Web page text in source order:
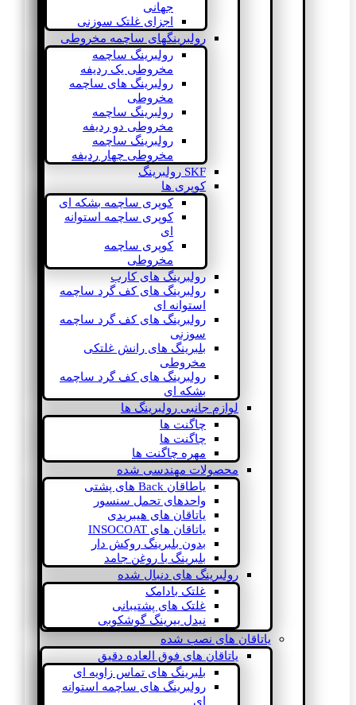
جهانی
اجزای غلتک سوزنی
رولبرینگهای ساچمه مخروطی
رولبرینگ ساچمه
مخروطی یک ردیفه
رولبرینگ های ساچمه
مخروطی
رولبرینگ ساچمه
مخروطی دو ردیفه
رولبرینگ ساچمه
مخروطی چهار ردیفه
SKF رولبرینگ
کوپری ها
کوپری ساچمه بشکه ای
کوپری ساچمه استوانه
ای
کوپری ساچمه
مخروطی
رولبرینگ های کارب
رولبرینگ های کف گرد ساچمه
استوانه ای
رولبرینگ های کف گرد ساچمه
سوزنی
بلبرینگ های رانش غلتکی
مخروطی
رولبرینگ های کف گرد ساچمه
بشکه ای
لوازم جانبی رولبرینگ ها
چاگنت ها
چاگنت ها
مهره چاگنت ها
محصولات مهندسی شده
یاطاقان Back های پشتی
واحدهای تحمل سنسور
یاتاقان های هیبریدی
یاتاقان های INSOCOAT
بدون بلبرینگ روکش دار
بلبرینگ با روغن جامد
رولبرینگ های دنبال شده
غلتک بادامک
غلتک های پشتیبانی
نیدل بیرینگ گوشکوبی
یاتاقان های نصب شده
یاتاقان های فوق العاده دقیق
بلبرینگ های تماس زاویه ای
رولبرینگ های ساچمه استوانه
ای